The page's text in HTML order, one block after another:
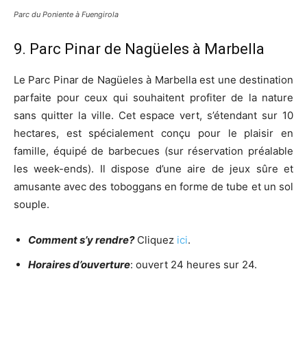
Parc du Poniente à Fuengirola
9. Parc Pinar de Nagüeles à Marbella
Le Parc Pinar de Nagüeles à Marbella est une destination
parfaite pour ceux qui souhaitent profiter de la nature
sans quitter la ville. Cet espace vert, s’étendant sur 10
hectares, est spécialement conçu pour le plaisir en
famille, équipé de barbecues (sur réservation préalable
les week-ends). Il dispose d’une aire de jeux sûre et
amusante avec des toboggans en forme de tube et un sol
souple.
Comment s’y rendre?Cliquez ici.
Horaires d’ouverture: ouvert 24 heures sur 24.